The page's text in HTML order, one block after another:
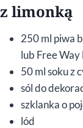
z limonką
250 ml piwa
lub Free
50 ml soku z
sól do
szklanka o
lód